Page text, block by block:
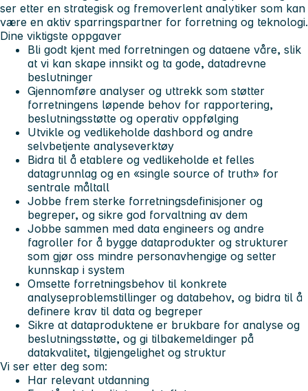
ser etter en strategisk og fremoverlent analytiker som kan
være en aktiv sparringspartner for forretning og teknologi.
Dine viktigste oppgaver
Bli godt kjent med forretningen og dataene våre, slik
at vi kan skape innsikt og ta gode, datadrevne
beslutninger
Gjennomføre analyser og uttrekk som støtter
forretningens løpende behov for rapportering,
beslutningsstøtte og operativ oppfølging
Utvikle og vedlikeholde dashbord og andre
selvbetjente analyseverktøy
Bidra til å etablere og vedlikeholde et felles
datagrunnlag og en «single source of truth» for
sentrale måltall
Jobbe frem sterke forretningsdefinisjoner og
begreper, og sikre god forvaltning av dem
Jobbe sammen med data engineers og andre
fagroller for å bygge dataprodukter og strukturer
som gjør oss mindre personavhengige og setter
kunnskap i system
Omsette forretningsbehov til konkrete
analyseproblemstillinger og databehov, og bidra til å
definere krav til data og begreper
Sikre at dataproduktene er brukbare for analyse og
beslutningsstøtte, og gi tilbakemeldinger på
datakvalitet, tilgjengelighet og struktur
Vi ser etter deg som:
Har relevant utdanning